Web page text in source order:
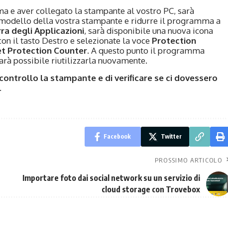
e aver collegato la stampante al vostro PC, sarà
della vostra stampante e ridurre il programma a
degli Applicazioni, sarà disponibile una nuova icona
il tasto Destro e selezionate la voce Protection
Protection Counter. A questo punto il programma
possibile riutilizzarla nuovamente.
la stampante e di verificare se ci dovessero
Facebook Twitter
PROSSIMO ARTICOLO
Importare foto dai social network su un servizio di
cloud storage con Trovebox